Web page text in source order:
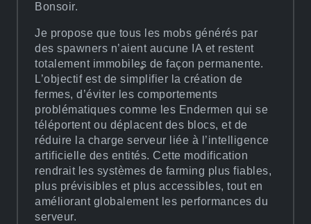
Bonsoir.
Je propose que tous les mobs générés par
des spawners n’aient aucune IA et restent
totalement immobiles de façon permanente.
L’objectif est de simplifier la création de
fermes, d’éviter les comportements
problématiques comme les Endermen qui se
téléportent ou déplacent des blocs, et de
réduire la charge serveur liée à l’intelligence
artificielle des entités. Cette modification
rendrait les systèmes de farming plus fiables,
plus prévisibles et plus accessibles, tout en
améliorant globalement les performances du
serveur.